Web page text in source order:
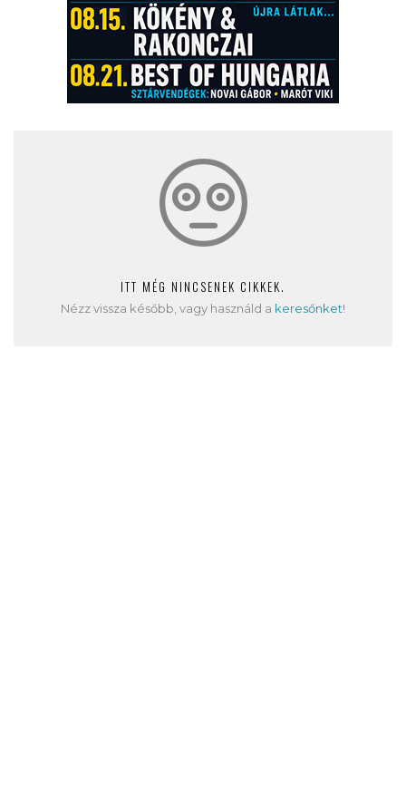
ITT MÉG NINCSENEK CIKKEK.
Nézz vissza később, vagy használd a keresőnket!